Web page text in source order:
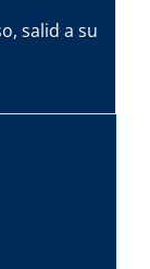
salid a su